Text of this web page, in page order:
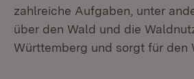
zahlreiche Aufgaben, unter
über den Wald und die
Württemberg und sorgt für den